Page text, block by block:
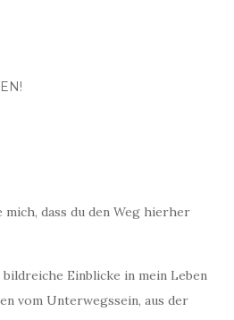
mich, dass du den Weg hierher
Einblicke in mein Leben
vom Unterwegssein, aus der